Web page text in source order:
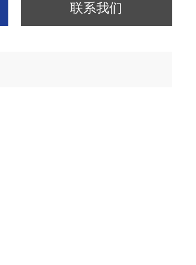
联系我们